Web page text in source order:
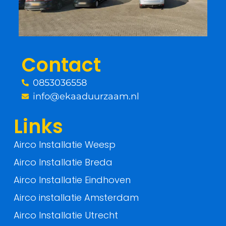
o
k
-
e
Contact
0853036558
info@ekaaduurzaam.nl
Links
Airco Installatie Weesp
Airco Installatie Breda
Airco Installatie Eindhoven
Airco installatie Amsterdam
Airco Installatie Utrecht